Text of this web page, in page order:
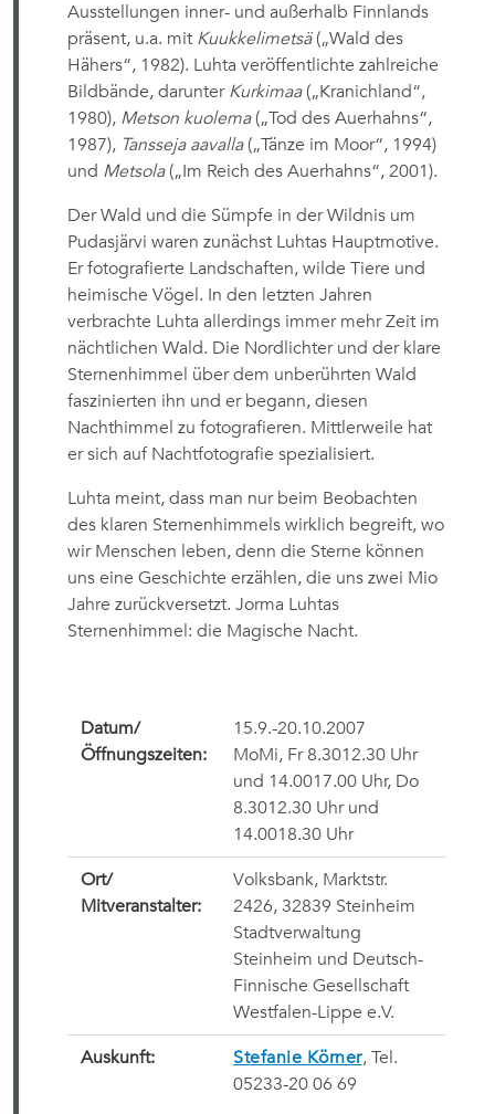
Ausstellungen inner- und außerhalb Finnlands
präsent, u.a. mit Kuukkelimetsä(„Wald des
Hähers“, 1982). Luhta veröffentlichte zahlreiche
Bildbände, darunter Kurkimaa(„Kranichland“,
1980), Metson kuolema(„Tod des Auerhahns“,
1987), Tansseja aavalla(„Tänze im Moor“, 1994)
und Metsola(„Im Reich des Auerhahns“, 2001).
Der Wald und die Sümpfe in der Wildnis um
Pudasjärvi waren zunächst Luhtas Hauptmotive.
Er fotografierte Landschaften, wilde Tiere und
heimische Vögel. In den letzten Jahren
verbrachte Luhta allerdings immer mehr Zeit im
nächtlichen Wald. Die Nordlichter und der klare
Sternenhimmel über dem unberührten Wald
faszinierten ihn und er begann, diesen
Nachthimmel zu fotografieren. Mittlerweile hat
er sich auf Nachtfotografie spezialisiert.
Luhta meint, dass man nur beim Beobachten
des klaren Sternenhimmels wirklich begreift, wo
wir Menschen leben, denn die Sterne können
uns eine Geschichte erzählen, die uns zwei Mio
Jahre zurückversetzt. Jorma Luhtas
Sternenhimmel: die Magische Nacht.
Datum/
Öffnungszeiten:
15.9.-20.10.2007
MoMi, Fr 8.3012.30 Uhr
und 14.0017.00 Uhr, Do
8.3012.30 Uhr und
14.0018.30 Uhr
Ort/
Mitveranstalter:
Volksbank, Marktstr.
2426, 32839 Steinheim
Stadtverwaltung
Steinheim und Deutsch-
Finnische Gesellschaft
Westfalen-Lippe e.V.
Auskunft: Stefanie Körner, Tel.
05233-20 06 69